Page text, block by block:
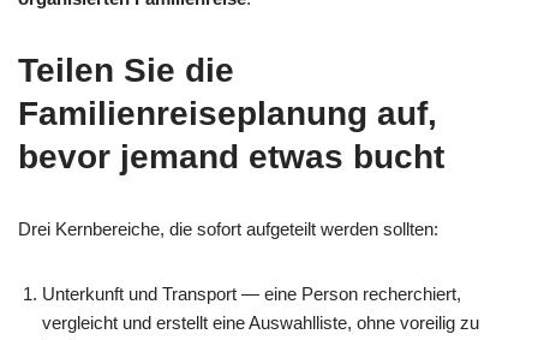
Teilen Sie die
Familienreiseplanung auf,
bevor jemand etwas bucht
Drei Kernbereiche, die sofort aufgeteilt werden sollten:
Unterkunft und Transport — eine Person recherchiert,
vergleicht und erstellt eine Auswahlliste, ohne voreilig zu